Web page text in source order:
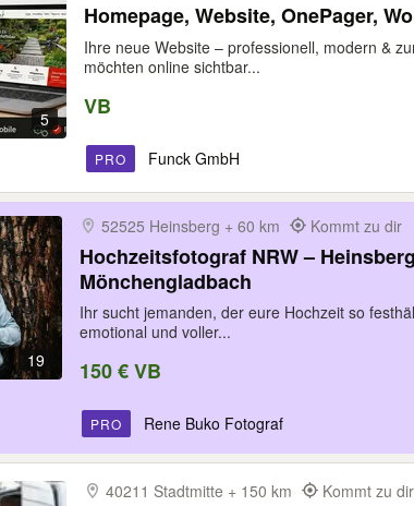
5
Homepage, Website, OnePager,
Ihre neue Website – professionell, modern &
möchten online sichtbar...
VB
PRO Funck GmbH
19
52525 Heinsberg + 60 km Kommt zu dir
Hochzeitsfotograf NRW –
Mönchengladbach
Ihr sucht jemanden, der eure Hochzeit so
emotional und voller...
150 € VB
PRO Rene Buko Fotograf
40211 Stadtmitte + 150 km Kommt zu dir